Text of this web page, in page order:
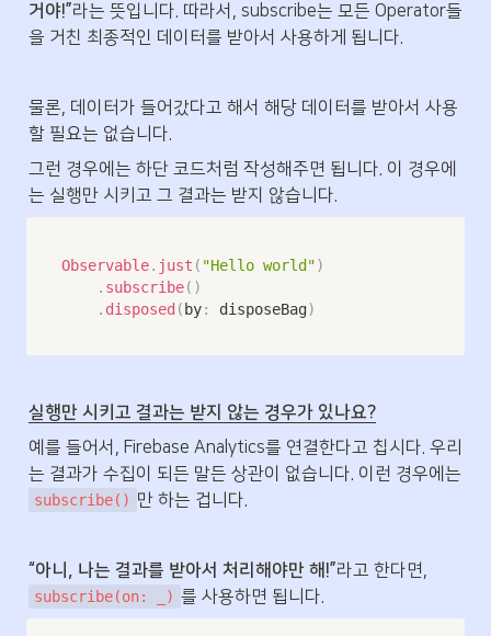
거야!”라는 뜻입니다. 따라서, subscribe는 모든 Operator들
을 거친 최종적인 데이터를 받아서 사용하게 됩니다.
물론, 데이터가 들어갔다고 해서 해당 데이터를 받아서 사용
할 필요는 없습니다.
그런 경우에는 하단 코드처럼 작성해주면 됩니다. 이 경우에
는 실행만 시키고 그 결과는 받지 않습니다.
Observable. just ( "Hello world")
. subscribe( )
. disposed ( by: disposeBag)
실행만 시키고 결과는 받지 않는 경우가 있나요?
예를 들어서, Firebase Analytics를 연결한다고 칩시다. 우리
subscribe() 만 하는 겁니다.
“아니, 나는 결과를 받아서 처리해야만 해!”
subscribe(on: _) 를 사용하면 됩니다.